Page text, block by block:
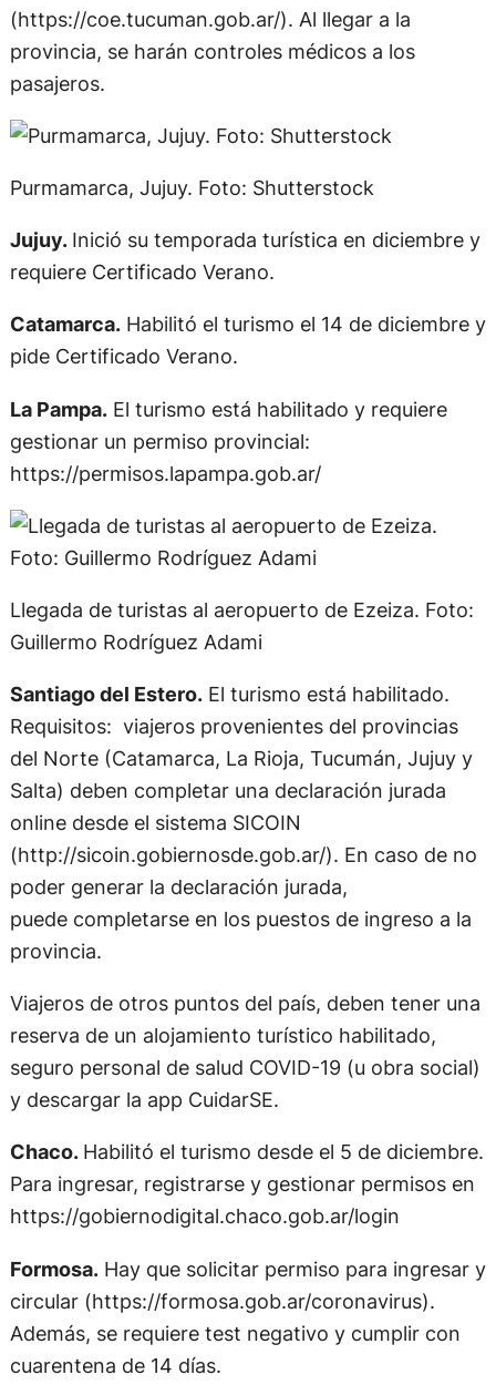
(https://coe.tucuman.gob.ar/). Al llegar a la
provincia, se harán controles médicos a los
pasajeros.
Purmamarca, Jujuy. Foto: Shutterstock
Jujuy. Inició su temporada turística en diciembre y
requiere Certificado Verano.
Catamarca.Habilitó el turismo el 14 de diciembre y
pide Certificado Verano.
La Pampa.El turismo está habilitado y requiere
gestionar un permiso provincial:
https://permisos.lapampa.gob.ar/
Llegada de turistas al aeropuerto de Ezeiza. Foto:
Guillermo Rodríguez Adami
Santiago del Estero.El turismo está habilitado.
Requisitos: viajeros provenientes del provincias
del Norte (Catamarca, La Rioja, Tucumán, Jujuy y
Salta) deben completar una declaración jurada
online desde el sistema SICOIN
(http://sicoin.gobiernosde.gob.ar/). En caso de no
poder generar la declaración jurada,
puede completarse en los puestos de ingreso a la
provincia.
Viajeros de otros puntos del país, deben tener una
reserva de un alojamiento turístico habilitado,
seguro personal de salud COVID-19 (u obra social)
y descargar la app CuidarSE.
Chaco. Habilitó el turismo desde el 5 de diciembre.
Para ingresar, registrarse y gestionar permisos en
https://gobiernodigital.chaco.gob.ar/login
Formosa.Hay que solicitar permiso para ingresar y
circular (https://formosa.gob.ar/coronavirus).
Además, se requiere test negativo y cumplir con
cuarentena de 14 días.